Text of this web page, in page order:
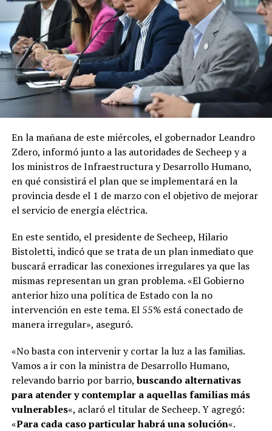
En la mañana de este miércoles, el gobernador Leandro
Zdero, informó junto a las autoridades de Secheep y a
los ministros de Infraestructura y Desarrollo Humano,
en qué consistirá el plan que se implementará en la
provincia desde el 1 de marzo con el objetivo de mejorar
el servicio de energía eléctrica.
En este sentido, el presidente de Secheep, Hilario
Bistoletti, indicó que se trata de un plan inmediato que
buscará erradicar las conexiones irregulares ya que las
mismas representan un gran problema. «El Gobierno
anterior hizo una política de Estado con la no
intervención en este tema. El 55% está conectado de
manera irregular», aseguró.
«No basta con intervenir y cortar la luz a las familias.
Vamos a ir con la ministra de Desarrollo Humano,
relevando barrio por barrio,buscando alternativas
para atender y contemplar a aquellas familias más
vulnerables«, aclaró el titular de Secheep. Y agregó:
«Para cada caso particular habrá una solución«.